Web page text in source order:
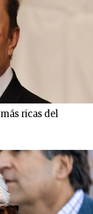
ricas del